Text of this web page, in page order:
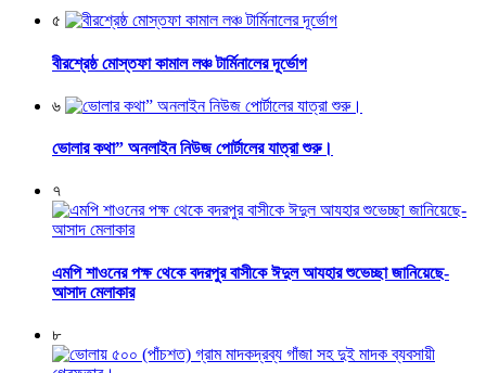
৫
বীরশ্রেষ্ঠ মোস্তফা কামাল লঞ্চ টার্মিনালের দূর্ভোগ
৬
ভোলার কথা” অনলাইন নিউজ পোর্টালের যাত্রা শুরু।
৭
এমপি শাওনের পক্ষ থেকে বদরপুর বাসীকে ঈদুল আযহার শুভেচ্ছা জানিয়েছে-
আসাদ মেলাকার
৮